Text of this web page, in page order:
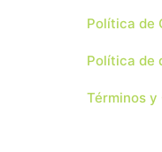
Política de
Política de
Términos